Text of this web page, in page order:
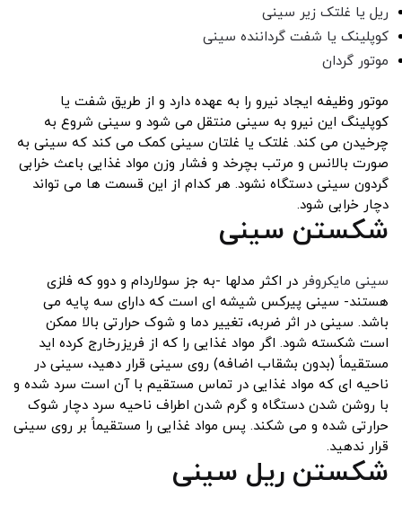
ریل یا غلتک زیر سینی
کوپلینک یا شفت گرداننده سینی
موتور گردان
موتور وظیفه ایجاد نیرو را به عهده دارد و از طریق شفت یا
کوپلینگ این نیرو به سینی منتقل می شود و سینی شروع به
چرخیدن می کند. غلتک یا غلتان سینی کمک می کند که سینی به
صورت بالانس و مرتب بچرخد و فشار وزن مواد غذایی باعث خرابی
گردون سینی دستگاه نشود. هر کدام از این قسمت ها می تواند
دچار خرابی شود.
شکستن سینی
سینی مایکروفر در اکثر مدلها -به جز سولاردام و دوو که فلزی
هستند- سینی پیرکس شیشه ای است که دارای سه پایه می
باشد. سینی در اثر ضربه، تغییر دما و شوک حرارتی بالا ممکن
است شکسته شود. اگر مواد غذایی را که از فریزرخارج کرده اید
مستقیماً (بدون بشقاب اضافه) روی سینی قرار دهید، سینی در
ناحیه ای که مواد غذایی در تماس مستقیم با آن است سرد شده و
با روشن شدن دستگاه و گرم شدن اطراف ناحیه سرد دچار شوک
حرارتی شده و می شکند. پس مواد غذایی را مستقیماً بر روی سینی
قرار ندهید.
شکستن ریل سینی